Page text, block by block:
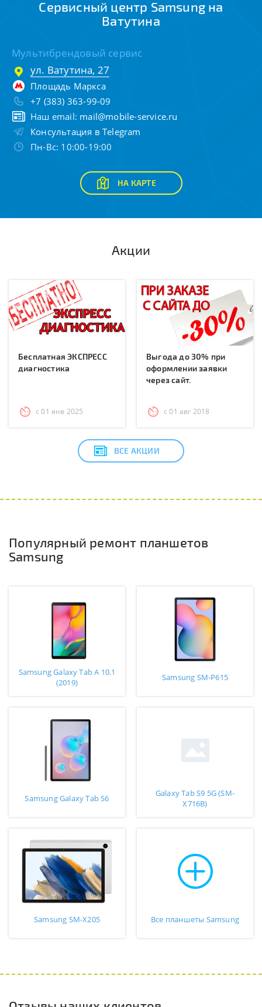
Сервисный центр Samsung на
Ватутина
Мультибрендовый сервис
ул. Ватутина, 27
Площадь Маркса
+7 (383) 363-99-09
Наш email: mail@mobile-service.ru
Консультация в Telegram
Пн-Вс: 10:00-19:00
НА КАРТЕ
Акции
Бесплатная ЭКСПРЕСС
диагностика
с 01 янв 2025
Выгода до 30% при
оформлении заявки
через сайт.
с 01 авг 2018
ВСЕ АКЦИИ
Популярный ремонт планшетов
Samsung
Samsung Galaxy Tab A 10.1
(2019)
Samsung SM-P615
Samsung Galaxy Tab S6
Galaxy Tab S9 5G (SM-
X716B)
Samsung SM-X205 Все планшеты Samsung